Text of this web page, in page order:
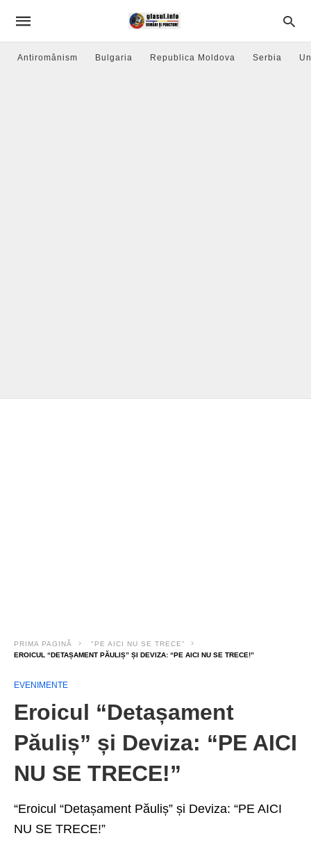
Antiromânism Bulgaria Republica Moldova Serbia
PRIMA PAGINĂ
"PE AICI NU SE TRECE”
EROICUL “DETAȘAMENT PĂULIȘ” ȘI DEVIZA: “PE AICI NU SE TRECE!”
EVENIMENTE
Eroicul “Detașament
Păuliș” și Deviza: “PE AICI
NU SE TRECE!”
“Eroicul “Detașament Păuliș” și Deviza: “PE AICI
NU SE TRECE!”